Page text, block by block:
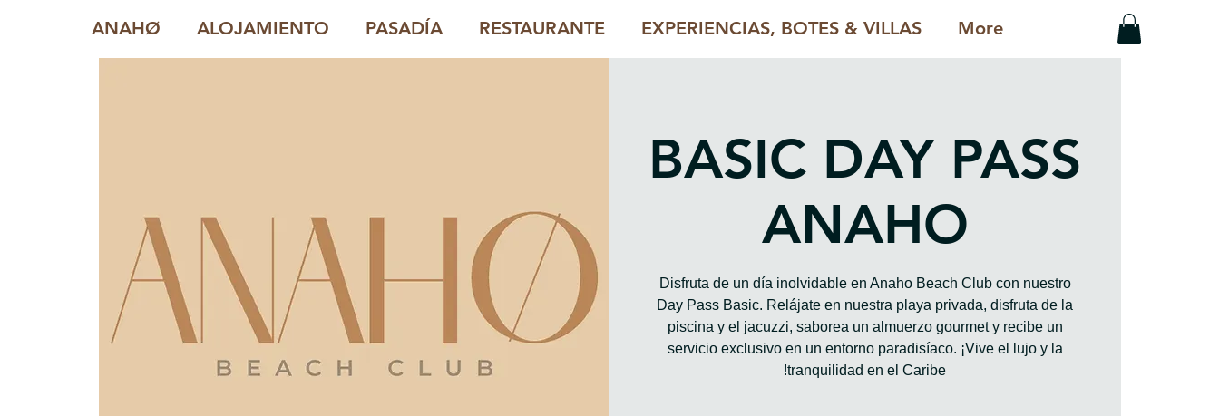
ANAHØ ALOJAMIENTO PASADÍA RESTAURANTE EXPERIENCIAS, BOTES & VILLAS More
BASIC DAY PASS
ANAHO
Disfruta de un día inolvidable en Anaho Beach Club con nuestro
Day Pass Basic. Relájate en nuestra playa privada, disfruta de la
piscina y el jacuzzi, saborea un almuerzo gourmet y recibe un
servicio exclusivo en un entorno paradisíaco. ¡Vive el lujo y la
tranquilidad en el Caribe!